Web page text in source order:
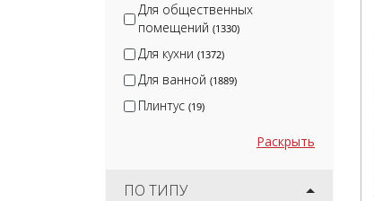
Для общественных
помещений (1330)
Для кухни (1372)
Для ванной (1889)
Плинтус (19)
Раскрыть
ПО ТИПУ